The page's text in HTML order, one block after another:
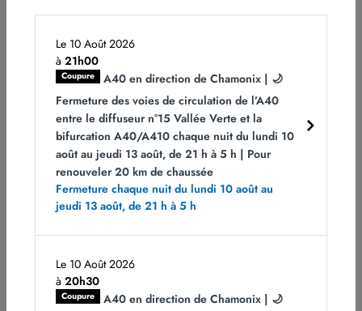
Sur l’A40, les véhicules légers en direction de
n°21 Passy et suivre la déviation. Ils pourront ensuite
reprendre la RN205 à l’échangeur n°22 du Fayet.
La plus grande prudence est recommandée sur la
RN205 à l’approche de la file de droite contenant les
véhicules en attente vers le Tunnel du Mont Blanc.
Les équipes d’ATMB et du GEIE du Tunnel du Mont
Blanc sont mobilisées pour protéger les conducteurs
et faciliter leur attente.
Pour vous informer :
Consultez les temps d’attente au tunnel du Mont Blanc
actualisés toutes les heures sur le site
www.atmb.com
Le 10 Août 2026
à 21h00
Coupure
A40 en direction de Chamonix | 🌙
Fermeture des voies de circulation de l’A40
entre le diffuseur n°15 Vallée Verte et la
bifurcation A40/A410 chaque nuit du lundi 10
août au jeudi 13 août, de 21 h à 5 h | Pour
renouveler 20 km de chaussée
Fermeture chaque nuit du lundi 10 août au
jeudi 13 août, de 21 h à 5 h
Le 10 Août 2026
à 20h30
Coupure
A40 en direction de Chamonix | 🌙